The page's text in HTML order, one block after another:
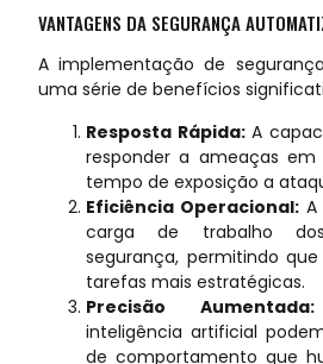
VANTAGENS DA SEGURANÇA
A implementação de
uma série de benefícios
Resposta Rápida:A
responder a ameaças
tempo de exposição a
Eficiência Operacional:
carga de trabalho
segurança, permitindo
tarefas mais estratégicas.
Precisão Aumentada:
inteligência artificial
de comportamento que